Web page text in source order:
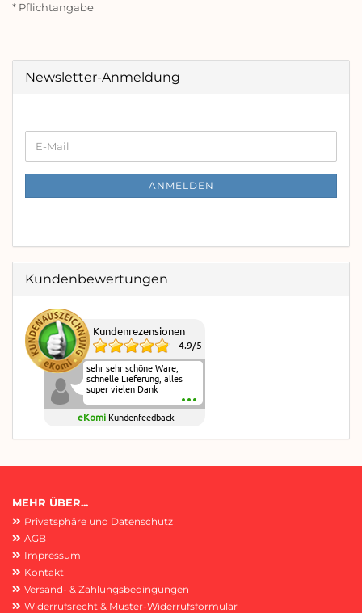
* Pflichtangabe
Newsletter-Anmeldung
ZUR
E-
Mail
ANMELDEN
Kundenbewertungen
Kundenrezensionen
4.9/5
sehr sehr schöne Ware,
schnelle Lieferung, alles
super vielen Dank
eKomi Kundenfeedback
MEHR ÜBER...
Privatsphäre und Datenschutz
AGB
Impressum
Kontakt
Versand- & Zahlungsbedingungen
Widerrufsrecht & Muster-Widerrufsformular